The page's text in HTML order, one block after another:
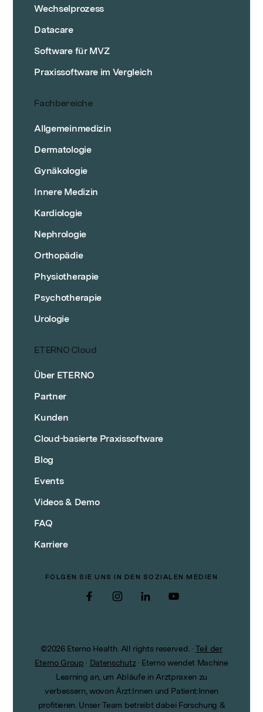
Wechselprozess
Datacare
Software für MVZ
Praxissoftware im Vergleich
Fachbereiche
Allgemeinmedizin
Dermatologie
Gynäkologie
Innere Medizin
Kardiologie
Nephrologie
Orthopädie
Physiotherapie
Psychotherapie
Urologie
ETERNO Cloud
Über ETERNO
Partner
Kunden
Cloud-basierte Praxissoftware
Blog
Events
Videos & Demo
FAQ
Karriere
FOLGEN SIE UNS IN DEN SOZIALEN MEDIEN
FacebookInstagramLinkedInYouTube
©2026Eterno Health. All rights reserved. ·Teil der
Eterno Group · Datenschutz· Eterno wendet Machine
Learning an, um Abläufe in Arztpraxen zu
verbessern, wovon Ärzt:Innen und Patient:Innen
profitieren. Unser Team betreibt dabei Forschung &